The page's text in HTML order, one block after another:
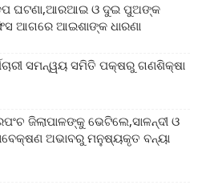
ଘଟଣା,ଆରଆଇ ଓ ଦୁଇ ପୁଅଙ୍କ
ଆଗରେ ଆଇଶାଙ୍କ ଧାରଣା
ସମନ୍ୱୟ ସମିତି ପକ୍ଷରୁ ଗଣଶିକ୍ଷା
ଜିଲାପାଳଙ୍କୁ ଭେଟିଲେ,ସାଳନ୍ଦୀ ଓ
ଅଭାବରୁ ମନୁଷ୍ୟକୃତ ବନ୍ୟା